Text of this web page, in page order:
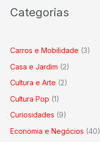
Categorias
Carros e Mobilidade (3)
Casa e Jardim (2)
Cultura e Arte (2)
Cultura Pop (1)
Curiosidades (9)
Economia e Negócios (40)